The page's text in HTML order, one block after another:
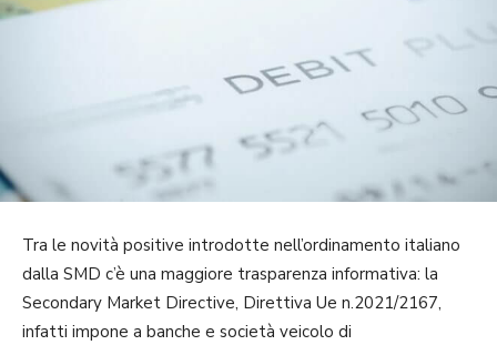
Tra le novità positive introdotte nell’ordinamento italiano
dalla SMD c’è una maggiore trasparenza informativa: la
Secondary Market Directive, Direttiva Ue n.2021/2167,
infatti impone a banche e società veicolo di